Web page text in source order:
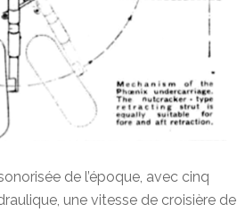
de l’époque, avec cinq
une vitesse de croisière de